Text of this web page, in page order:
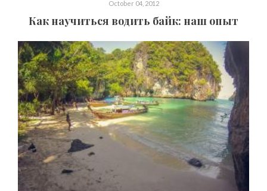
October 04, 2012
Как научиться водить байк: наш опыт